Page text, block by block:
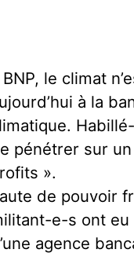
BNP, le climat
à la
pénétrer sur
».
de pouvoir
e-s ont eu
agence